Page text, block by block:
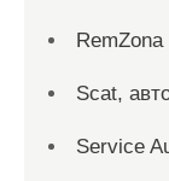
RemZona
Scat,
Service